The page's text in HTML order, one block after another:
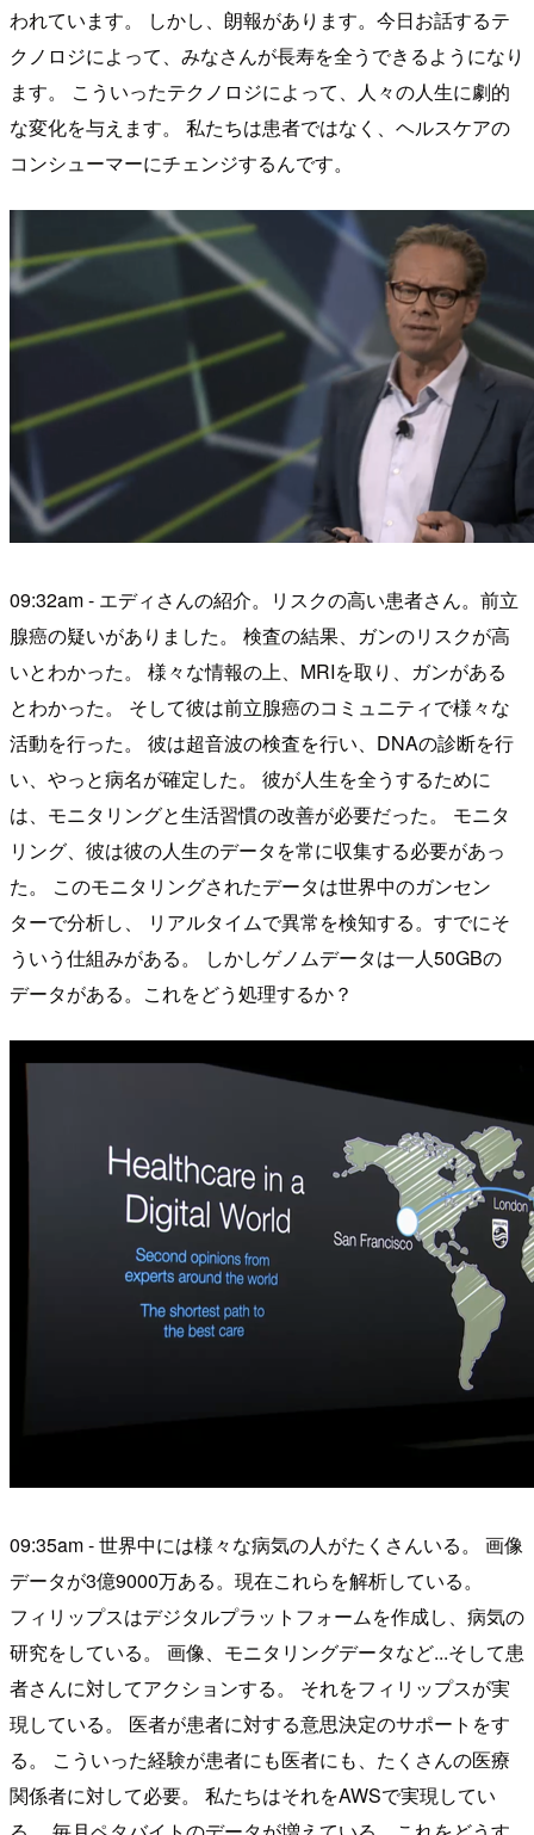
われています。 しかし、朗報があります。今日お話するテ
クノロジによって、みなさんが長寿を全うできるようになり
ます。 こういったテクノロジによって、人々の人生に劇的
な変化を与えます。 私たちは患者ではなく、ヘルスケアの
コンシューマーにチェンジするんです。
09:32am - エディさんの紹介。リスクの高い患者さん。前立
腺癌の疑いがありました。 検査の結果、ガンのリスクが高
いとわかった。 様々な情報の上、MRIを取り、ガンがある
とわかった。 そして彼は前立腺癌のコミュニティで様々な
活動を行った。 彼は超音波の検査を行い、DNAの診断を行
い、やっと病名が確定した。 彼が人生を全うするために
は、モニタリングと生活習慣の改善が必要だった。 モニタ
リング、彼は彼の人生のデータを常に収集する必要があっ
た。 このモニタリングされたデータは世界中のガンセン
ターで分析し、 リアルタイムで異常を検知する。すでにそ
ういう仕組みがある。 しかしゲノムデータは一人50GBの
データがある。これをどう処理するか？
09:35am - 世界中には様々な病気の人がたくさんいる。 画像
データが3億9000万ある。現在これらを解析している。
フィリップスはデジタルプラットフォームを作成し、病気の
研究をしている。 画像、モニタリングデータなど...そして患
者さんに対してアクションする。 それをフィリップスが実
現している。 医者が患者に対する意思決定のサポートをす
る。 こういった経験が患者にも医者にも、たくさんの医療
関係者に対して必要。 私たちはそれをAWSで実現してい